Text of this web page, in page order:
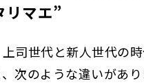
リマエ”
司世代と新人世代の
次のような違いがあり